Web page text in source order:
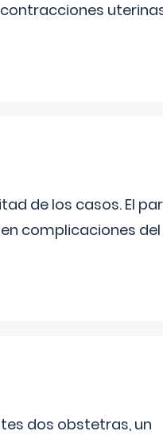
de los casos. El
complicaciones del
dos obstetras, un